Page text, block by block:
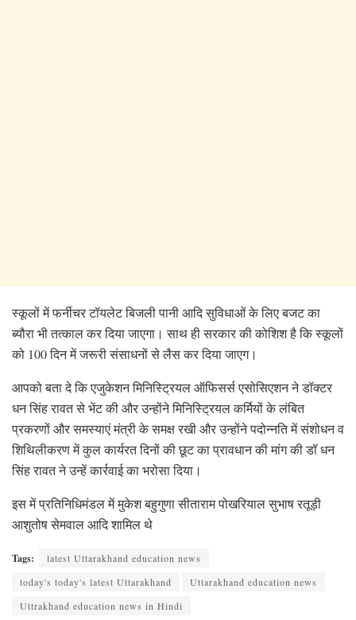
स्कूलों में फर्नीचर टॉयलेट बिजली पानी आदि सुविधाओं के लिए बजट का
ब्यौरा भी तत्काल कर दिया जाएगा। साथ ही सरकार की कोशिश है कि स्कूलों
को 100 दिन में जरूरी संसाधनों से लैस कर दिया जाएग।
आपको बता दे कि एजुकेशन मिनिस्ट्रियल ऑफिसर्स एसोसिएशन ने डॉक्टर
धन सिंह रावत से भेंट की और उन्होंने मिनिस्ट्रियल कर्मियों के लंबित
प्रकरणों और समस्याएं मंत्री के समक्ष रखी और उन्होंने पदोन्नति में संशोधन व
शिथिलीकरण में कुल कार्यरत दिनों की छूट का प्रावधान की मांग की डॉ धन
सिंह रावत ने उन्हें कार्रवाई का भरोसा दिया।
इस में प्रतिनिधिमंडल में मुकेश बहुगुणा सीताराम पोखरियाल सुभाष रतूड़ी
आशुतोष सेमवाल आदि शामिल थे
Tags:
latest Uttarakhand education news
today's today's latest Uttarakhand
Uttarakhand education news
Uttrakhand education news in Hindi